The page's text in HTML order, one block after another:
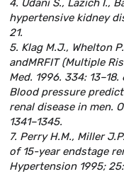
4. Udani S., Lazich I.,
hypertensive kidney
21.
5. Klag M.J., Whelton
andMRFIT (Multiple
Med. 1996. 334:
Blood pressure
renal disease in men.
1341–1345.
7. Perry H.M., Miller
of 15-year endstage
Hypertension 1995;